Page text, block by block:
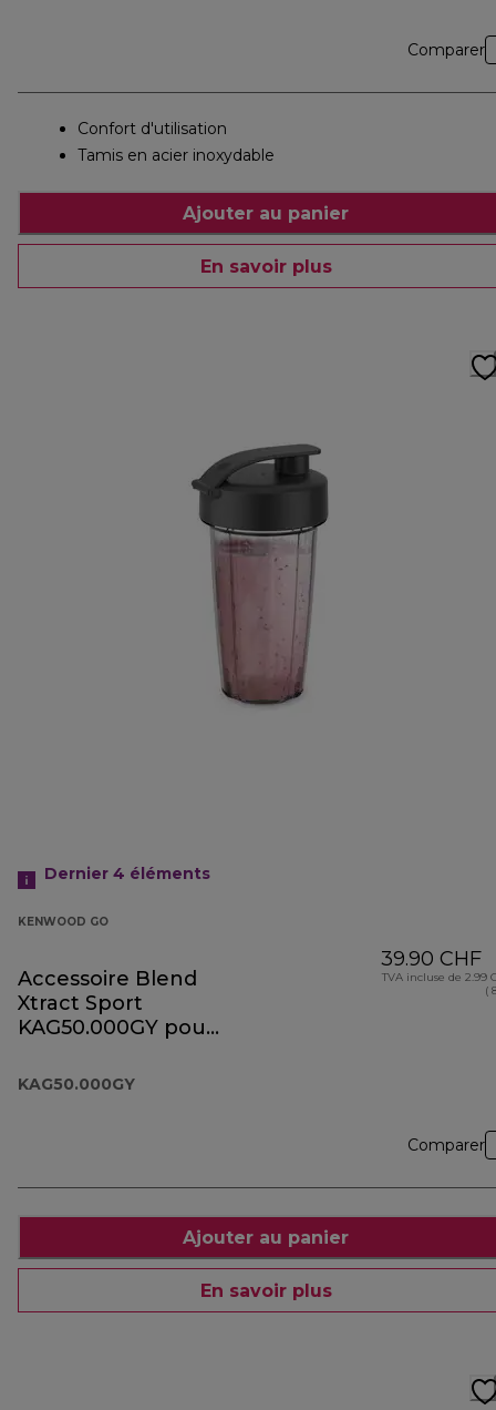
Comparer
Confort d'utilisation
Tamis en acier inoxydable
Ajouter au panier
En savoir plus
Dernier 4 éléments
KENWOOD GO
Accessoire Blend
Xtract Sport
KAG50.000GY pour
Kenwood Go
KAG50.000GY
39.90 CHF
TVA incluse de 2.99
(
Comparer
Ajouter au panier
En savoir plus